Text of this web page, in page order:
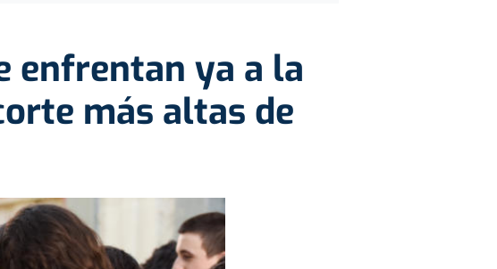
enfrentan ya a la
más altas de